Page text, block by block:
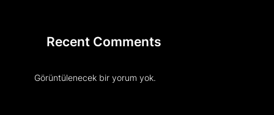
Recent Comments
Görüntülenecek bir yorum yok.